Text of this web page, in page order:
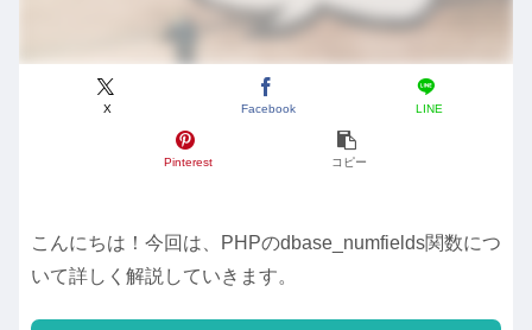
X Facebook LINE
Pinterest コピー
こんにちは！今回は、PHPのdbase_numfields関数につ
いて詳しく解説していきます。